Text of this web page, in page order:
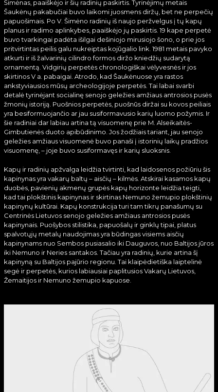
Šimėnas, paaiškėjo ir šių radinių paskirtis. Tyrinėjimų metais
Šaukėnų pakabučiai buvo laikomi juosmens diržų, bet ne perpečių
papuošimais. Po V. Šimėno radinių iš naujo peržvelgus į tų kapų
planus ir radimo aplinkybes, paaiškėjo jų paskirtis. 19 kape perpetė
buvo tvarkingai padėta išilgai dešiniojo mirusiojo šono, o prie jos
pritvirtintas peilis galu nukreiptas kojūgalio link. 1981 metais pavyko
atkurti ir iš žalvarinių cilindro formos diržo kniedžių sudarytą
ornamentą. Vidgirių perpetės chronologiškai vėlyvesnės ir jos
skirtinos V a. pabaigai. Atrodo, kad Šaukėnuose yra rastos
ankstyviausios mūsų archeologijoje perpetės. Tai labai svarbi
detalė tyrinėjant socialinę senojo geležies amžiaus antrosios pusės
žmonių istoriją. Puošnios perpetės, puošnūs diržai su kovos peiliais
yra besiformuojančio ar jau susiformavusio karių luomo požymis. Ir
šie radiniai dar labiau artina tą visuomenę prie M. Alseikaitės-
Gimbutienės duoto apibūdinimo. Jos žodžiais tariant, jau senojo
geležies amžiaus visuomenė buvo panaši į istorinių laikų pradžios
visuomenę, – joje buvo susiformavęs ir karių sluoksnis.
Kapų ir radinių apžvalga leidžia tvirtinti, kad laidosenos požiūriu šis
kapinynas yra vakarų baltų – aisčių – kilmės. Atskirai kasamos kapų
duobės, pavienių akmenų grupės kapų horizonte leidžia teigti,
kad tai plokštinis kapinynas ir skirtinas Nemuno žemupio plokštinių
kapinynų kultūrai. Kapų konstrukcija turi tam tikrų panašumų su
Centrinės Lietuvos senojo geležies amžiaus antrosios pusės
kapinynais. Puošybos stilistika, papuošalų ir ginklų tipai, platus
spalvotųjų metalų naudojimas yra būdingas visiems aisčių
kapinynams nuo Sembos pusiasalio iki Dauguvos, nuo Baltijos jūros
iki Nemuno ir Neries santakos. Tačiau yra radinių, kurie artina šį
kapinyną su Baltijos pajūrio regionu. Tai klaipėdietiška laiptelinė
segė ir perpetės, kurios labiausiai paplitusios Vakarų Lietuvos,
Žemaitijos ir Nemuno žemupio kapuose.